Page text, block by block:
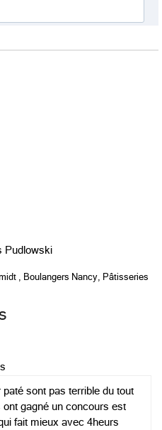
Pudlowski
, Boulangers Nancy, Pâtisseries
sont pas terrible du tout
ont gagné un concours est
fait mieux avec 4heurs